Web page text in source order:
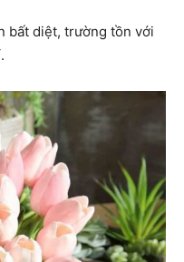
bất diệt, trường tồn với